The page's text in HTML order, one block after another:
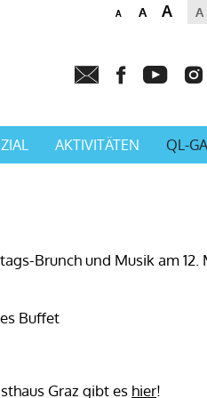
A A A A
AKTIVITÄTEN QL-
Brunch und Musik am 12.
Buffet
Graz gibt es hier!